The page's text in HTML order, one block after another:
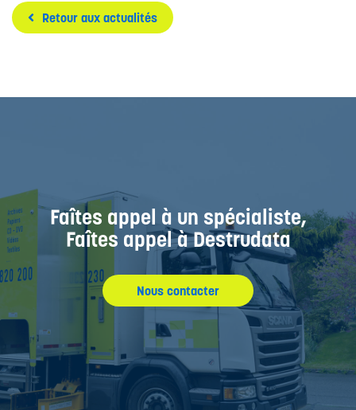
Retour aux actualités
Faîtes appel à un spécialiste,
Faîtes appel à Destrudata
Nous contacter